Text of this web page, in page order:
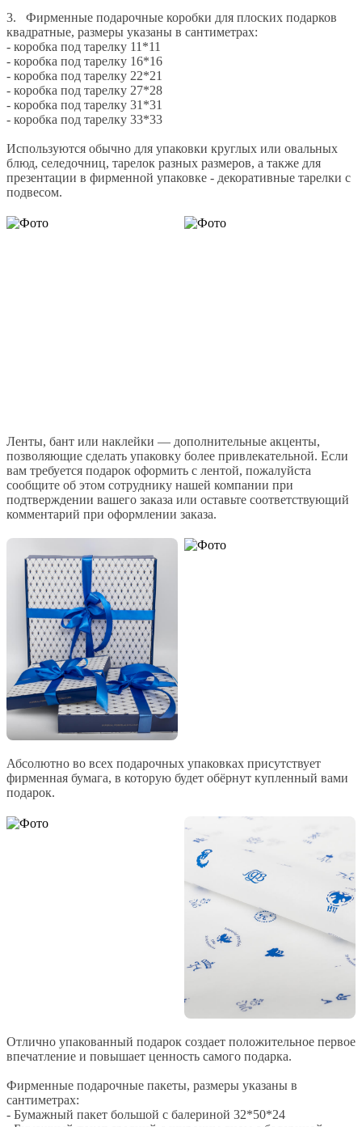
3. Фирменные подарочные коробки для плоских подарков
квадратные, размеры указаны в сантиметрах:
- коробка под тарелку 11*11
- коробка под тарелку 16*16
- коробка под тарелку 22*21
- коробка под тарелку 27*28
- коробка под тарелку 31*31
- коробка под тарелку 33*33
Используются обычно для упаковки круглых или овальных
блюд, селедочниц, тарелок разных размеров, а также для
презентации в фирменной упаковке - декоративные тарелки с
подвесом.
Ленты, бант или наклейки — дополнительные акценты,
позволяющие сделать упаковку более привлекательной. Если
вам требуется подарок оформить с лентой, пожалуйста
сообщите об этом сотруднику нашей компании при
подтверждении вашего заказа или оставьте соответствующий
комментарий при оформлении заказа.
Абсолютно во всех подарочных упаковках присутствует
фирменная бумага, в которую будет обёрнут купленный вами
подарок.
Отлично упакованный подарок создает положительное первое
впечатление и повышает ценность самого подарка.
Фирменные подарочные пакеты, размеры указаны в
сантиметрах:
- Бумажный пакет большой с балериной 32*50*24